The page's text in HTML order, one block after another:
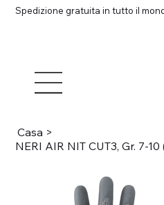
Spedizione gratuita in tutto il
Casa >